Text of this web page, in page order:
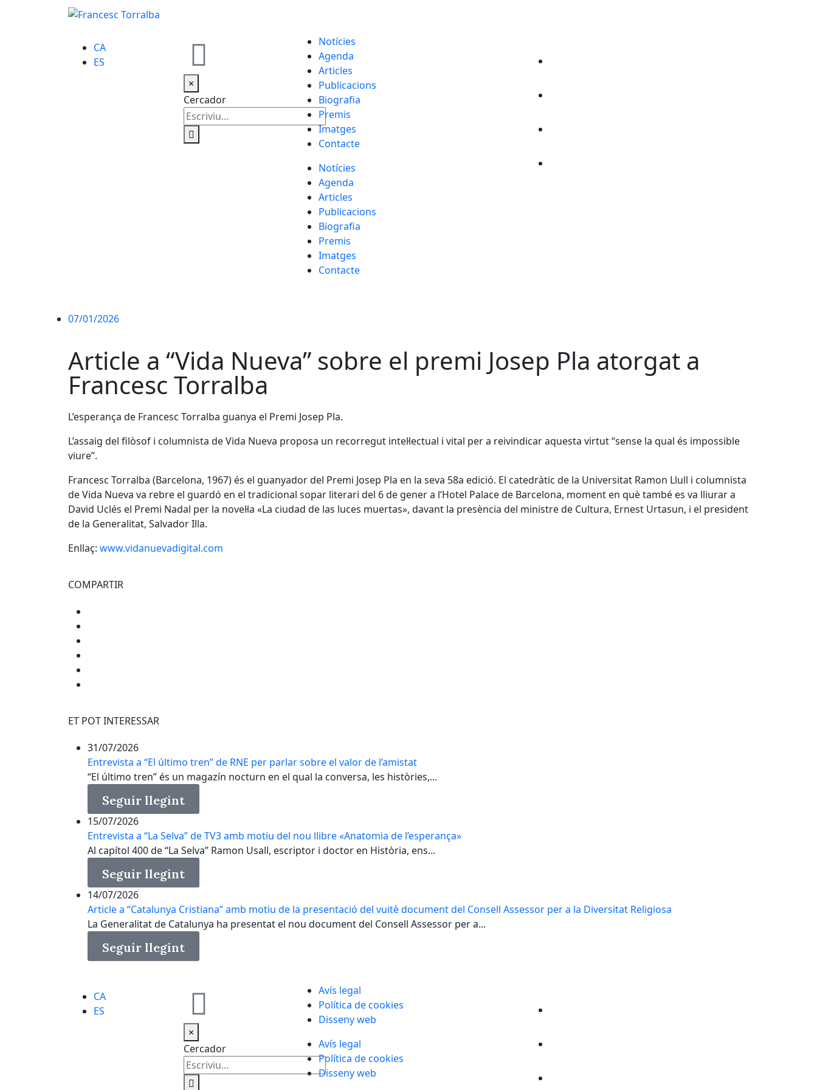
CA
ES
×
Cercador
Notícies
Agenda
Articles
Publicacions
Biografia
Premis
Imatges
Contacte
Notícies
Agenda
Articles
Publicacions
Biografia
Premis
Imatges
Contacte
07/01/2026
Article a “Vida Nueva” sobre el premi Josep Pla atorgat a
Francesc Torralba
L’esperança de Francesc Torralba guanya el Premi Josep Pla.
L’assaig del filòsof i columnista de Vida Nueva proposa un recorregut intel·lectual i vital per a reivindicar aquesta virtut “sense la qual és impossible
viure”.
Francesc Torralba (Barcelona, 1967) és el guanyador del Premi Josep Pla en la seva 58a edició. El catedràtic de la Universitat Ramon Llull i columnista
de Vida Nueva va rebre el guardó en el tradicional sopar literari del 6 de gener a l’Hotel Palace de Barcelona, moment en què també es va lliurar a
David Uclés el Premi Nadal per la novel·la «La ciudad de las luces muertas», davant la presència del ministre de Cultura, Ernest Urtasun, i el president
de la Generalitat, Salvador Illa.
Enllaç: www.vidanuevadigital.com
COMPARTIR
ET POT INTERESSAR
31/07/2026
Entrevista a “El último tren” de RNE per parlar sobre el valor de l’amistat
“El último tren” és un magazín nocturn en el qual la conversa, les històries,...
Seguir llegint
15/07/2026
Entrevista a “La Selva” de TV3 amb motiu del nou llibre «Anatomia de l’esperança»
Al capítol 400 de “La Selva” Ramon Usall, escriptor i doctor en Història, ens...
Seguir llegint
14/07/2026
Article a “Catalunya Cristiana” amb motiu de la presentació del vuitè document del Consell Assessor per a la Diversitat Religiosa
La Generalitat de Catalunya ha presentat el nou document del Consell Assessor per a...
Seguir llegint
CA
ES
×
Cercador
Avís legal
Política de cookies
Disseny web
Avís legal
Política de cookies
Disseny web